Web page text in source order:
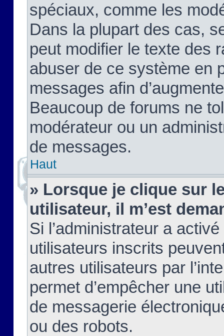
spéciaux, comme les
Dans la plupart des cas,
peut modifier le texte des
abuser de ce système en
messages afin
Beaucoup de forums ne
modérateur ou un
de messages.
Haut
» Lorsque je clique sur
utilisateur, il m’est
Si l’administrateur a
utilisateurs inscrits
autres utilisateurs par
permet d’empêcher une
de messagerie
ou des robots.